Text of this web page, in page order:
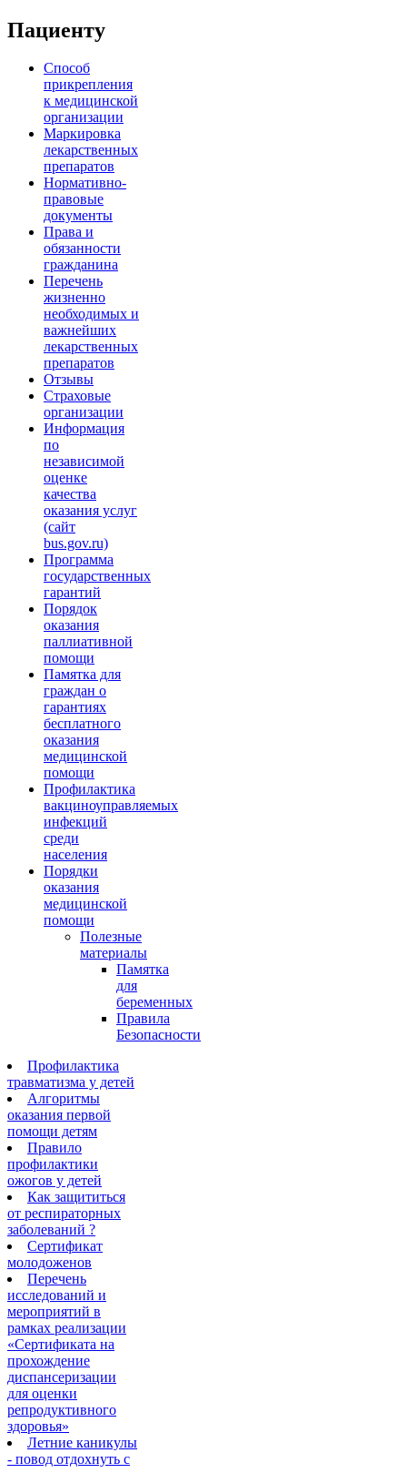
Пациенту
Способ
прикрепления
к медицинской
организации
Маркировка
лекарственных
препаратов
Нормативно-
правовые
документы
Права и
обязанности
гражданина
Перечень
жизненно
необходимых и
важнейших
лекарственных
препаратов
Отзывы
Страховые
организации
Информация
по
независимой
оценке
качества
оказания услуг
(сайт
bus.gov.ru)
Программа
государственных
гарантий
Порядок
оказания
паллиативной
помощи
Памятка для
граждан о
гарантиях
бесплатного
оказания
медицинской
помощи
Профилактика
вакциноуправляемых
инфекций
среди
населения
Порядки
оказания
медицинской
помощи
Полезные
материалы
Памятка
для
беременных
Правила
Безопасности
Профилактика
травматизма у детей
Алгоритмы
оказания первой
помощи детям
Правило
профилактики
ожогов у детей
Как защититься
от респираторных
заболеваний ?
Сертификат
молодоженов
Перечень
исследований и
мероприятий в
рамках реализации
«Сертификата на
прохождение
диспансеризации
для оценки
репродуктивного
здоровья»
Летние каникулы
- повод отдохнуть с